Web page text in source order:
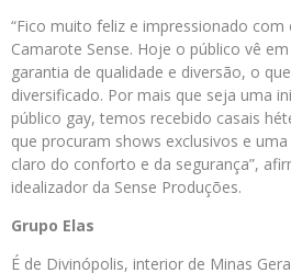
“Fico muito feliz e impressionado
Camarote Sense. Hoje o público vê
garantia de qualidade e diversão, o
diversificado. Por mais que seja uma
público gay, temos recebido casais
que procuram shows exclusivos e
claro do conforto e da segurança”,
idealizador da Sense Produções.
Grupo Elas
É de Divinópolis, interior de Minas